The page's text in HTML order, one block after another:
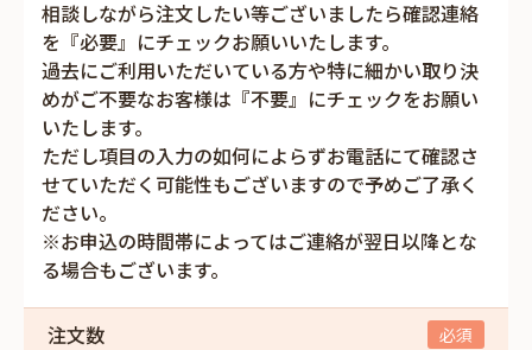
相談しながら注文したい等ございましたら確認連絡
を『必要』にチェックお願いいたします。
過去にご利用いただいている方や特に細かい取り決
めがご不要なお客様は『不要』にチェックをお願い
いたします。
ただし項目の入力の如何によらずお電話にて確認さ
せていただく可能性もございますので予めご了承く
ださい。
※お申込の時間帯によってはご連絡が翌日以降とな
る場合もございます。
注文数